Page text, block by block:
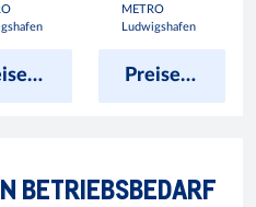
Preise anzeigen
METRO
Ludwigshafen
Preise anzeigen
BETRIEBSBEDARF